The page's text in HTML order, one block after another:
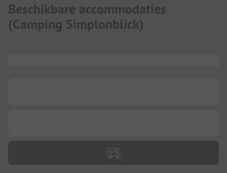
Beschikbare accommodaties
(Camping Simplonblick)